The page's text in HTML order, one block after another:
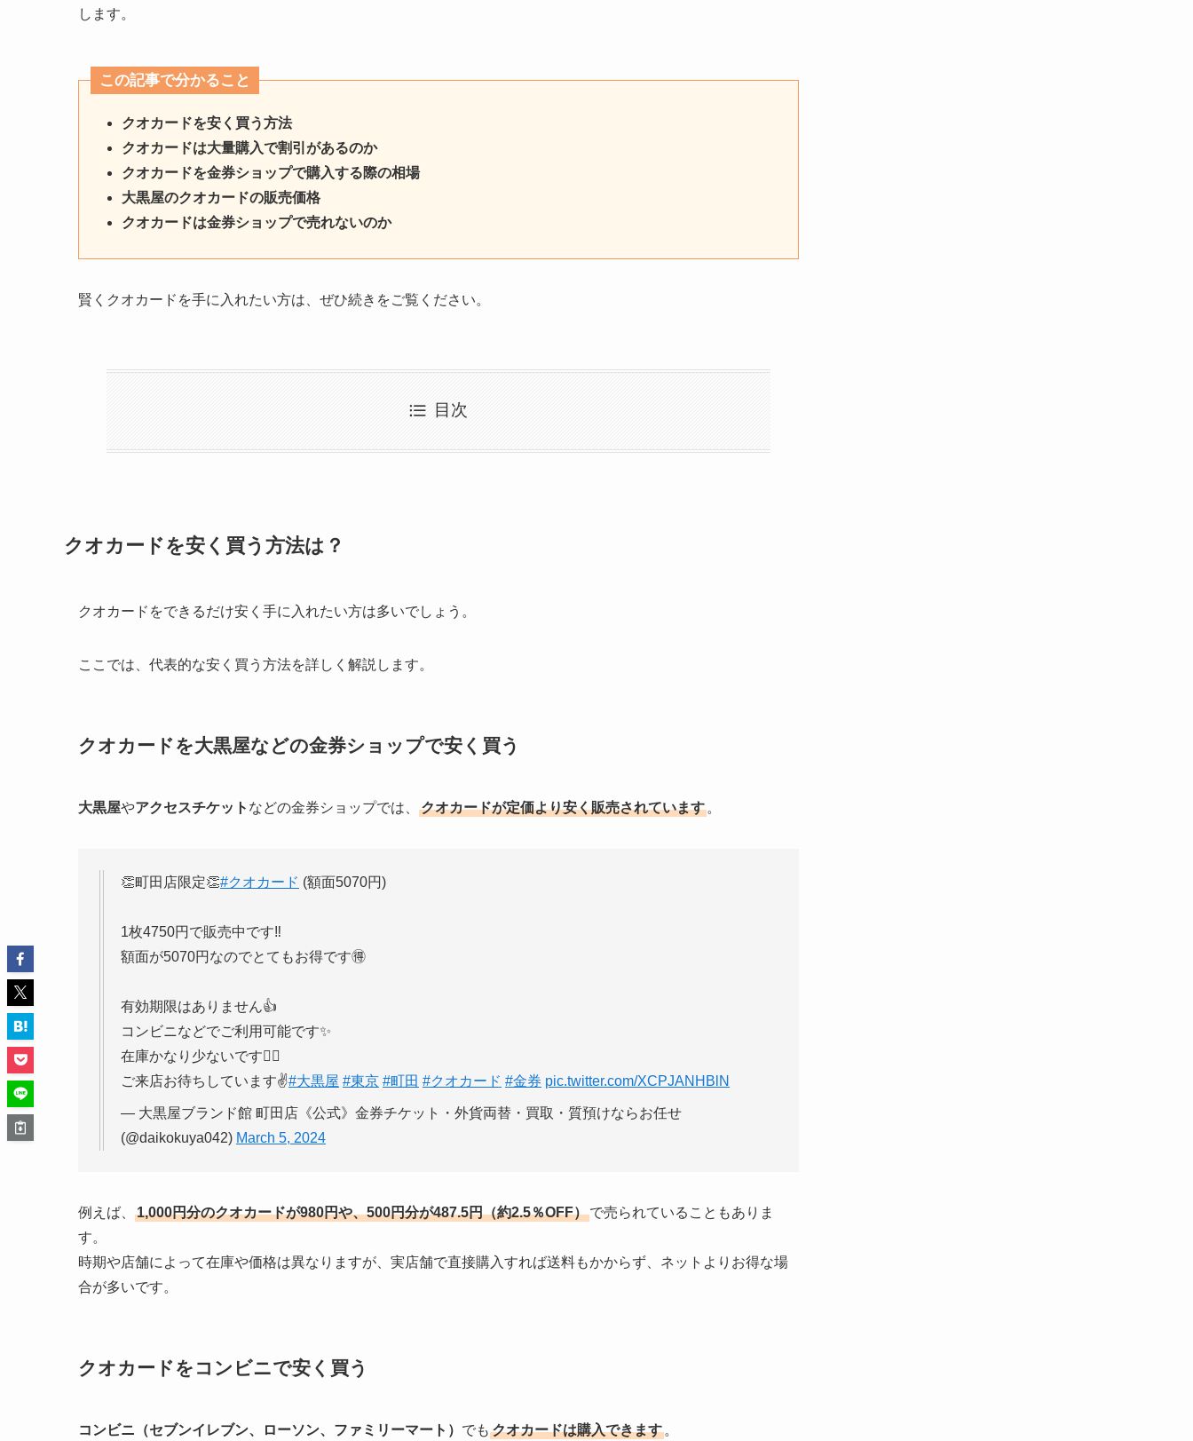
します。
この記事で分かること
クオカードを安く買う方法
クオカードは大量購入で割引があるのか
クオカードを金券ショップで購入する際の相場
大黒屋のクオカードの販売価格
クオカードは金券ショップで売れないのか
賢くクオカードを手に入れたい方は、ぜひ続きをご覧ください。
目次
クオカードを安く買う方法は？
クオカードをできるだけ安く手に入れたい方は多いでしょう。
ここでは、代表的な安く買う方法を詳しく解説します。
クオカードを大黒屋などの金券ショップで安く買う
大黒屋やアクセスチケット などの金券ショップでは、 クオカードが定価より安く販売されています 。
👏町田店限定👏#クオカード (額面5070円)
1枚4750円で販売中です‼️
額面が5070円なのでとてもお得です🉐
有効期限はありません👍
コンビニなどでご利用可能です✨
在庫かなり少ないです🙇‍♀️
ご来店お待ちしています✌️#大黒屋 #東京 #町田 #クオカード #金券 pic.twitter.com/XCPJANHBlN
— 大黒屋ブランド館 町田店《公式》金券チケット・外貨両替・買取・質預けならお任せ
(@daikokuya042) March 5, 2024
例えば、 1,000円分のクオカードが980円や、500円分が487.5円（約2.5％OFF）で売られていることもありま
す。
時期や店舗によって在庫や価格は異なりますが、実店舗で直接購入すれば送料もかからず、ネットよりお得な場
合が多いです。
クオカードをコンビニで安く買う
コンビニ（セブンイレブン、ローソン、ファミリーマート） でも クオカードは購入できます 。